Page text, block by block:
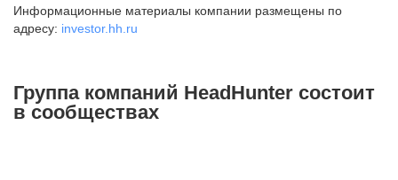
Муниципальный округ Тверской,
2-я Брестская ул., д. 48,
+7 495 980-64-27
Информационные материалы компании размещены по
адресу: investor.hh.ru
Группа компаний HeadHunter состоит
в сообществах